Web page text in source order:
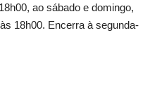
ao sábado e domingo,
18h00. Encerra à segunda-